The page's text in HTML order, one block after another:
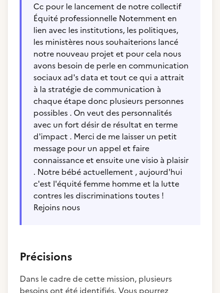
Cc pour le lancement de notre collectif
Équité professionnelle Notemment en
lien avec les institutions, les politiques,
les ministères nous souhaiterions lancé
notre nouveau projet et pour cela nous
avons besoin de perle en communication
sociaux ad's data et tout ce qui a attrait
à la stratégie de communication à
chaque étape donc plusieurs personnes
possibles . On veut des personnalités
avec un fort désir de résultat en terme
d'impact . Merci de me laisser un petit
message pour un appel et faire
connaissance et ensuite une visio à plaisir
. Notre bébé actuellement , aujourd'hui
c'est l'équité femme homme et la lutte
contres les discriminations toutes !
Rejoins nous
Précisions
Dans le cadre de cette mission, plusieurs
besoins ont été identifiés. Vous pourrez